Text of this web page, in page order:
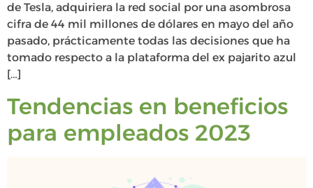
de Tesla, adquiriera la red social por una asombrosa
cifra de 44 mil millones de dólares en mayo del año
pasado, prácticamente todas las decisiones que ha
tomado respecto a la plataforma del ex pajarito azul
[…]
Tendencias en beneficios
para empleados 2023